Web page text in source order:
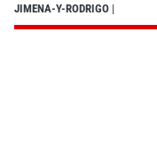
JIMENA-Y-RODRIGO |